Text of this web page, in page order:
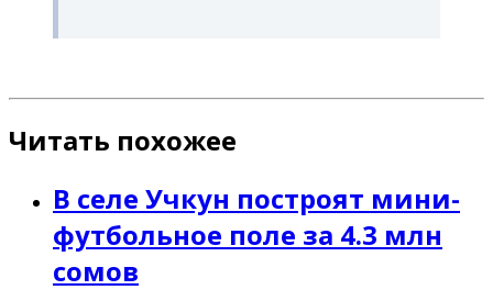
Читать похожее
В селе Учкун построят мини-
футбольное поле за 4.3 млн
сомов